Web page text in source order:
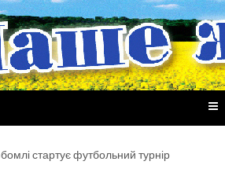
стартує футбольний турнір